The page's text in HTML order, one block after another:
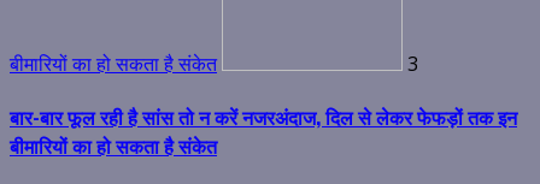
बीमारियों का हो सकता है संकेत 3
बार-बार फूल रही है सांस तो न करें नजरअंदाज, दिल से लेकर फेफड़ों तक इन
बीमारियों का हो सकता है संकेत